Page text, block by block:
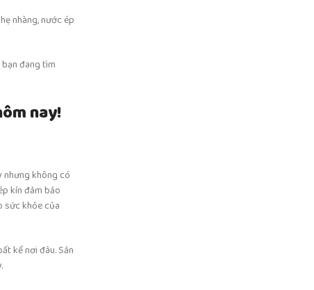
nhàng, nước ép
đang tìm
nay!
nhưng không có
kín đảm bảo
sức khỏe của
kể nơi đâu. Sản